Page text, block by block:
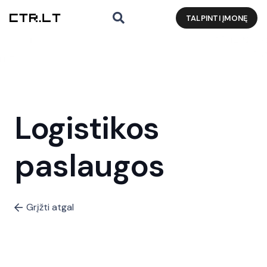
TALPINTI ĮMONĘ
Logistikos
paslaugos
Grįžti atgal